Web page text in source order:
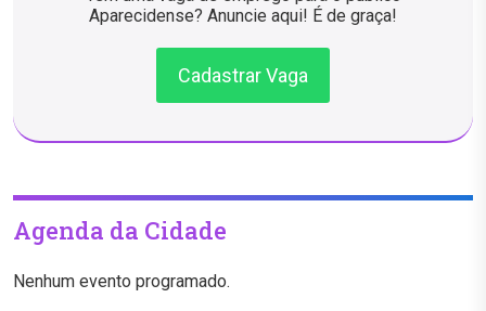
Aparecidense? Anuncie aqui! É de graça!
Cadastrar Vaga
Agenda da Cidade
Nenhum evento programado.